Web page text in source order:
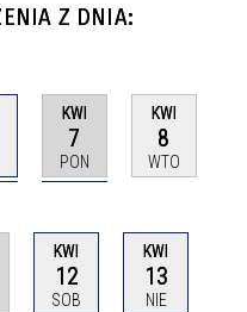
Z DNIA:
KWI
7
PON
KWI
8
WTO
KWI
12
SOB
KWI
13
NIE